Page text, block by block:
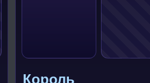
Король